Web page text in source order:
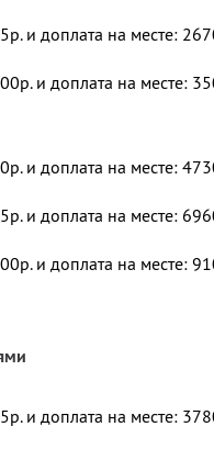
и доплата на месте:
и доплата на месте:
и доплата на месте:
и доплата на месте:
и доплата на месте:
и доплата на месте: